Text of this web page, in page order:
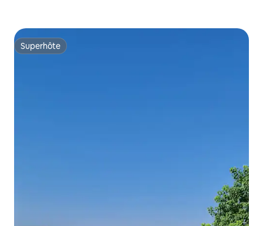
Superhôte
Superhôte